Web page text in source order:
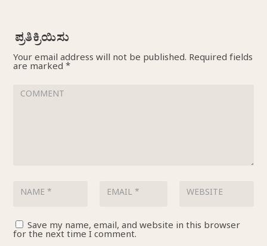
Your email address will not be published. Required fields
are marked *
Save my name, email, and website in this browser
for the next time I comment.